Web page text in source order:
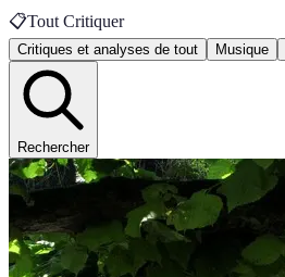
📋Tout Critiquer
Critiques et analyses de tout Musique
Rechercher